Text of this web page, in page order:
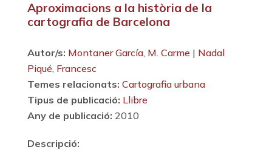
Aproximacions a la història de la
cartografia de Barcelona
Autor/s: Montaner García, M. Carme| Nadal
Piqué, Francesc
Temes relacionats: Cartografia urbana
Tipus de publicació: Llibre
Any de publicació: 2010
Descripció: